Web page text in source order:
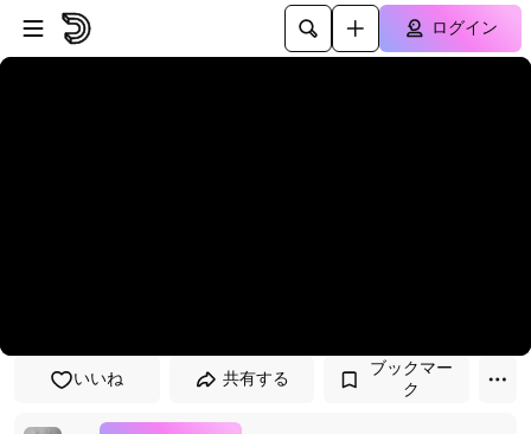
プレイヤーにスキップ
メインコンテンツにスキップ
ログイン
いいね 共有する
ブックマー
ク